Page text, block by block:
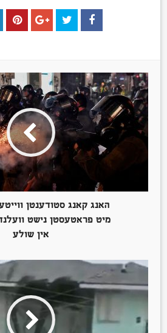
האנג קאנג סטודענטן
מיט פראטעסטן נישט
אין שולע